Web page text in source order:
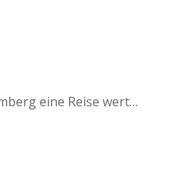
eine Reise wert…